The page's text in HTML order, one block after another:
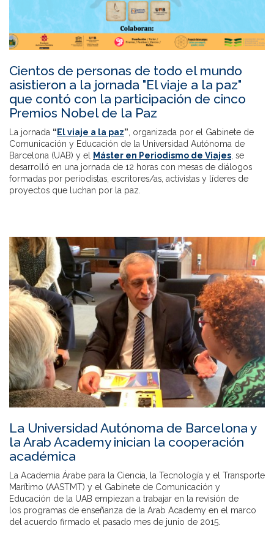
Cientos de personas de todo el mundo
asistieron a la jornada "El viaje a la paz"
que contó con la participación de cinco
Premios Nobel de la Paz
La jornada “ El viaje a la paz”, organizada por el Gabinete de
Comunicación y Educación de la Universidad Autónoma de
Barcelona (UAB) y el Máster en Periodismo de Viajes, se
desarrolló en una jornada de 12 horas con mesas de diálogos
formadas por periodistas, escritores/as, activistas y líderes de
proyectos que luchan por la paz.
La Universidad Autónoma de Barcelona y
la Arab Academy inician la cooperación
académica
La Academia Árabe para la Ciencia, la Tecnología y el Transporte
Marítimo (AASTMT) y el Gabinete de Comunicación y
Educación de la UAB empiezan a trabajar en la revisión de
los programas de enseñanza de la Arab Academy en el marco
del acuerdo firmado el pasado mes de junio de 2015.